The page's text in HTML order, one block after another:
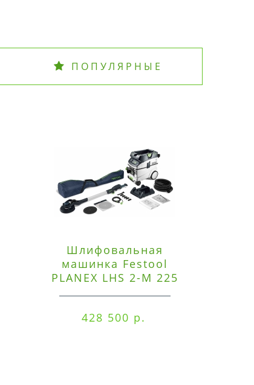
ПОПУЛЯРНЫЕ
Шлифовальная
машинка Festool
PLANEX LHS 2-M 225
428 500 р.